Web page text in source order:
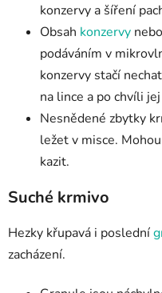
konzervy a šíření
Obsah konzervy
podáváním v
konzervy stačí
na lince a po chvíli
Nesnědené zbytky
ležet v misce.
kazit.
Suché krmivo
Hezky křupavá i poslední
zacházení.